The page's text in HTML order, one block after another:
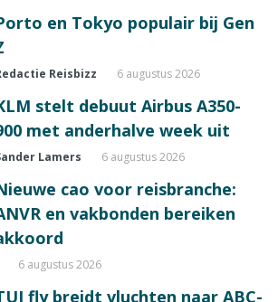
en Tokyo populair bij Gen
Reisbizz 6 augustus 2026
stelt debuut Airbus A350-
met anderhalve week uit
Lamers 6 augustus 2026
cao voor reisbranche:
en vakbonden bereiken
6 augustus 2026
fly breidt vluchten naar ABC-